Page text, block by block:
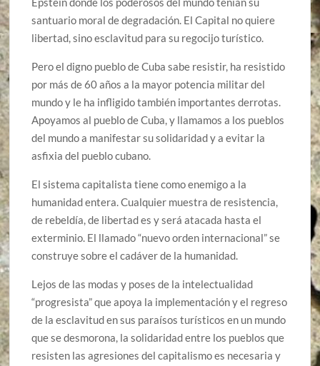
santuario moral de degradación. El Capital no quiere
libertad, sino esclavitud para su regocijo turístico.
Pero el digno pueblo de Cuba sabe resistir, ha resistido
por más de 60 años a la mayor potencia militar del
mundo y le ha infligido también importantes derrotas.
Apoyamos al pueblo de Cuba, y llamamos a los pueblos
del mundo a manifestar su solidaridad y a evitar la
asfixia del pueblo cubano.
El sistema capitalista tiene como enemigo a la
humanidad entera. Cualquier muestra de resistencia,
de rebeldía, de libertad es y será atacada hasta el
exterminio. El llamado “nuevo orden internacional” se
construye sobre el cadáver de la humanidad.
Lejos de las modas y poses de la intelectualidad
“progresista” que apoya la implementación y el regreso
de la esclavitud en sus paraísos turísticos en un mundo
que se desmorona, la solidaridad entre los pueblos que
resisten las agresiones del capitalismo es necesaria y